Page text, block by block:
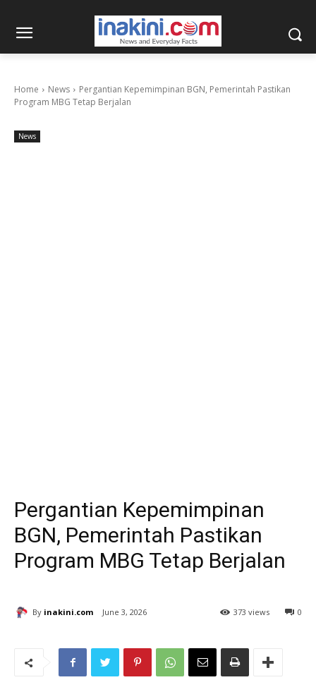
Home News
Pergantian Kepemimpinan BGN, Pemerintah Pastikan
Program MBG Tetap Berjalan
News
Pergantian Kepemimpinan
BGN, Pemerintah Pastikan
Program MBG Tetap Berjalan
By inakini.com June 3, 2026 0
373 views